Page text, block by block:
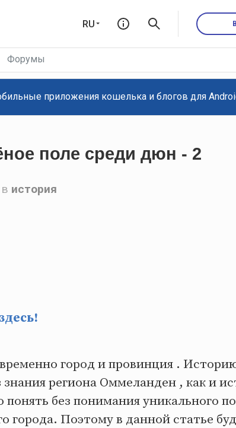
RU
Форумы
приложения кошелька и блогов для
поле среди дюн - 2
в история
город и провинция .
региона Оммеланден , как и
без понимания уникального
города. Поэтому в данной статье